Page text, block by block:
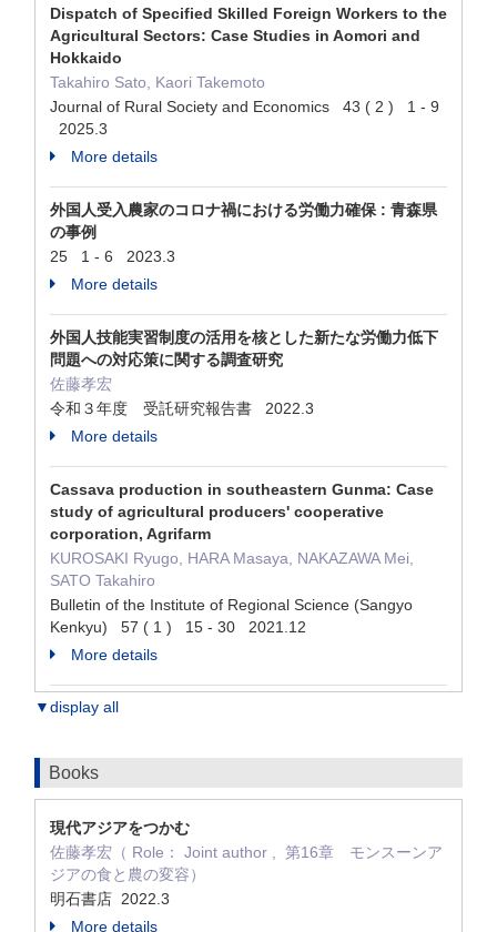
Dispatch of Specified Skilled Foreign Workers to the
Agricultural Sectors: Case Studies in Aomori and
Hokkaido
Takahiro Sato, Kaori Takemoto
Journal of Rural Society and Economics 43 ( 2 ) 1 - 9
2025.3
More details
外国人受入農家のコロナ禍における労働力確保 : 青森県
の事例
25 1 - 6 2023.3
More details
外国人技能実習制度の活用を核とした新たな労働力低下
問題への対応策に関する調査研究
佐藤孝宏
令和３年度 受託研究報告書 2022.3
More details
Cassava production in southeastern Gunma: Case
study of agricultural producers' cooperative
corporation, Agrifarm
KUROSAKI Ryugo, HARA Masaya, NAKAZAWA Mei,
SATO Takahiro
Bulletin of the Institute of Regional Science (Sangyo
Kenkyu) 57 ( 1 ) 15 - 30 2021.12
More details
▼display all
Books
現代アジアをつかむ
佐藤孝宏（ Role： Joint author , 第16章 モンスーンア
ジアの食と農の変容）
明石書店 2022.3
More details